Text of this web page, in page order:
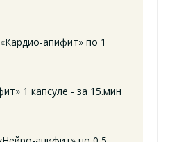
«Кардио-апифит» по 1
1 капсуле - за 15.мин